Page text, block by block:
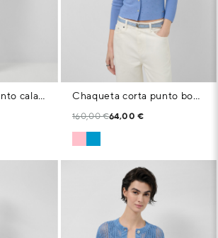
Cárdigan corto punto calado con lúrex rosa Chaqueta corta punto bobo azul claro con aplicaciones
160,00 €64,00 €